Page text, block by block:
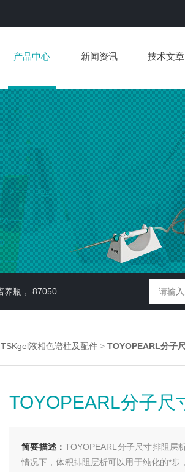
产品中心 新闻资讯 技术文章
养瓶， 87050
TSKgel液相色谱柱及配件 > TOYOPEARL分子
TOYOPEARL分子尺
简要描述：TOYOPEARL分子尺寸排阻层
情况下，体积排阻层析可以用于纯化的*